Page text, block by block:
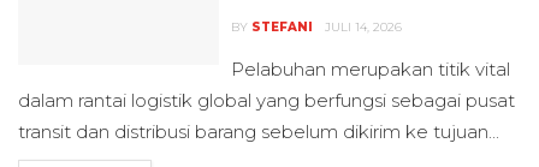
BY STEFANI JULI 14, 2026
Pelabuhan merupakan titik vital
dalam rantai logistik global yang berfungsi sebagai pusat
transit dan distribusi barang sebelum dikirim ke tujuan...